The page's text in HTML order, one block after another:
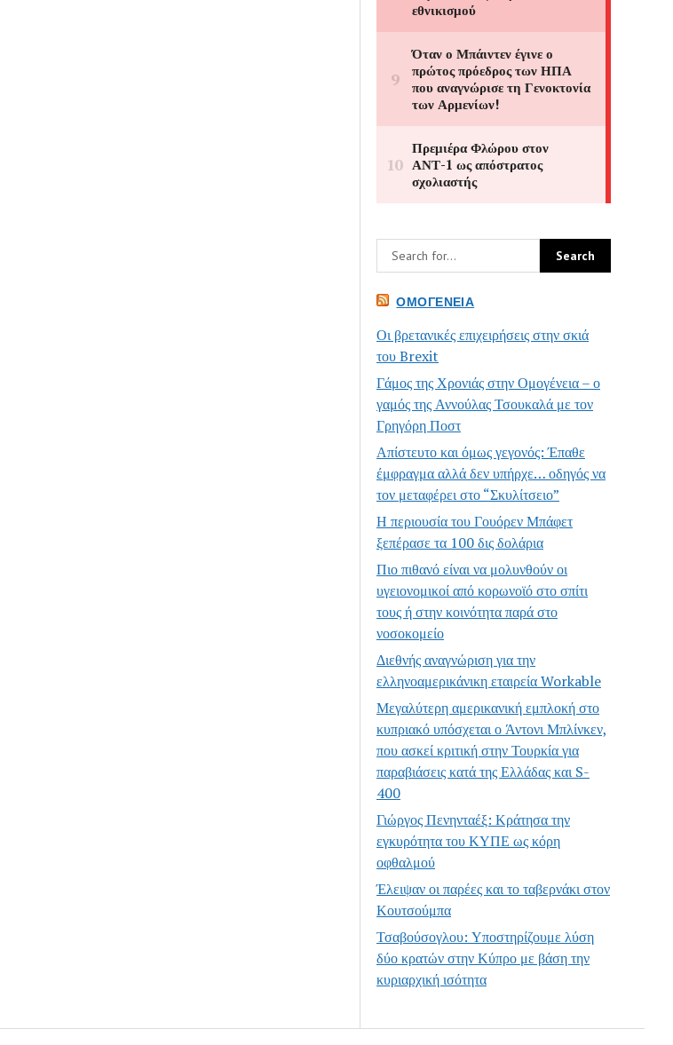
ΟΜΟΓΈΝΕΙΑ
Οι βρετανικές επιχειρήσεις στην σκιά
του Brexit
Γάμος της Χρονιάς στην Ομογένεια – ο
γαμός της Αννούλας Τσουκαλά με τον
Γρηγόρη Ποστ
Απίστευτο και όμως γεγονός: Έπαθε
έμφραγμα αλλά δεν υπήρχε… οδηγός να
τον μεταφέρει στο “Σκυλίτσειο”
Η περιουσία του Γουόρεν Μπάφετ
ξεπέρασε τα 100 δις δολάρια
Πιο πιθανό είναι να μολυνθούν οι
υγειονομικοί από κορωνοϊό στο σπίτι
τους ή στην κοινότητα παρά στο
νοσοκομείο
Διεθνής αναγνώριση για την
ελληνοαμερικάνικη εταιρεία Workable
Μεγαλύτερη αμερικανική εμπλοκή στο
κυπριακό υπόσχεται ο Άντονι Μπλίνκεν,
που ασκεί κριτική στην Τουρκία για
παραβιάσεις κατά της Ελλάδας και S-
400
Γιώργος Πενηνταέξ: Κράτησα την
εγκυρότητα του ΚΥΠΕ ως κόρη
οφθαλμού
Έλειψαν οι παρέες και το ταβερνάκι στον
Κουτσούμπα
Τσαβούσογλου: Υποστηρίζουμε λύση
δύο κρατών στην Κύπρο με βάση την
κυριαρχική ισότητα